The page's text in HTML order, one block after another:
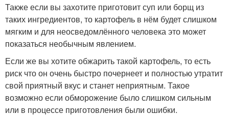
Также если вы захотите приготовит суп или борщ из
таких ингредиентов, то картофель в нём будет слишком
мягким и для неосведомлённого человека это может
показаться необычным явлением.
Если же вы хотите обжарить такой картофель, то есть
риск что он очень быстро почернеет и полностью утратит
свой приятный вкус и станет неприятным. Такое
возможно если обморожение было слишком сильным
или в процессе приготовления были ошибки.